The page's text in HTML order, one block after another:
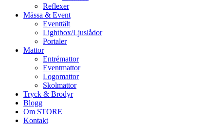
Reflexer
Mässa & Event
Eventtält
Lightbox/Ljuslådor
Portaler
Mattor
Entrémattor
Eventmattor
Logomattor
Skolmattor
Tryck & Brodyr
Blogg
Om STORE
Kontakt